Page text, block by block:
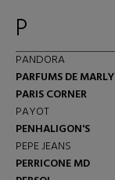
P
PANDORA
PARFUMS DE MARLY
PARIS CORNER
PAYOT
PENHALIGON'S
PEPE JEANS
PERRICONE MD